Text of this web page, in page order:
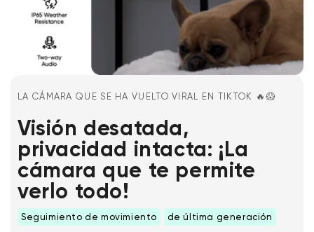
LA CÁMARA QUE SE HA VUELTO VIRAL EN TIKTOK 🔥😱
Visión desatada,
privacidad intacta: ¡La
cámara que te permite
verlo todo!
Seguimiento de movimiento de última generación
32 GB
Blanco
More
options
Precio de
59,98 US$ Precio habitual
63,96 US$
Add to cart
More options